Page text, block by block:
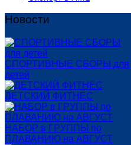
Новости
СПОРТИВНЫЕ СБОРЫ для
детей
ДЕТСКИЙ ФИТНЕС
НАБОР в ГРУППЫ по
ПЛАВАНИЮ на АВГУСТ